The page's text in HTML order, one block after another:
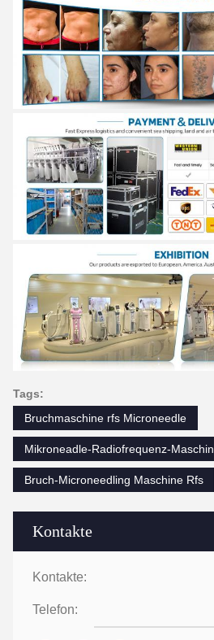
Kontakte
Kontakte:
Telefon:
Tags:
Bruchmaschine rfs Microneedle
Mikroneadle-Radiofrequenz-
Bruch-Microneedling Maschine Rfs